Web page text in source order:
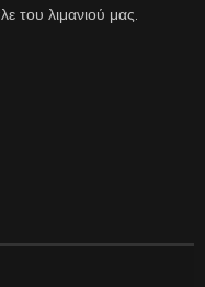
του λιμανιού μας.